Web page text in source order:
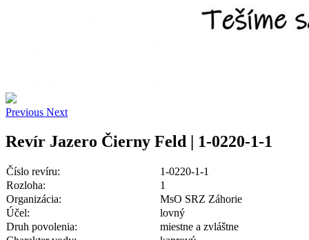
Previous Next
Revír Jazero Čierny Feld | 1-0220-1-1
Číslo revíru:
1-0220-1-1
Rozloha:
1
Organizácia:
MsO SRZ Záhorie
Účel:
lovný
Druh povolenia:
miestne a zvláštne